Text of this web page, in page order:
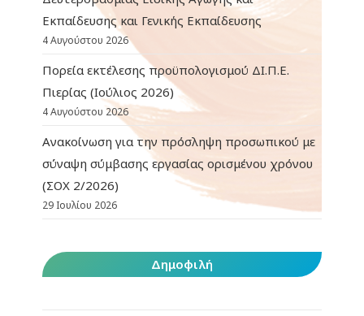
Εκπαίδευσης και Γενικής Εκπαίδευσης
4 Αυγούστου 2026
Πορεία εκτέλεσης προϋπολογισμού ΔΙ.Π.Ε.
Πιερίας (Ιούλιος 2026)
4 Αυγούστου 2026
Ανακοίνωση για την πρόσληψη προσωπικού με
σύναψη σύμβασης εργασίας ορισμένου χρόνου
(ΣΟΧ 2/2026)
29 Ιουλίου 2026
Δημοφιλή